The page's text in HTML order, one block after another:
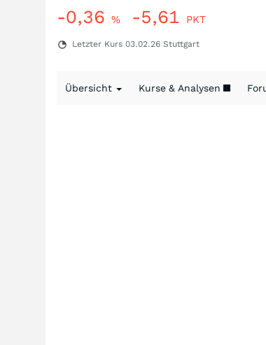
-0,36 % -5,61 PKT
Letzter Kurs 03.02.26 Stuttgart
Übersicht Kurse & Analysen